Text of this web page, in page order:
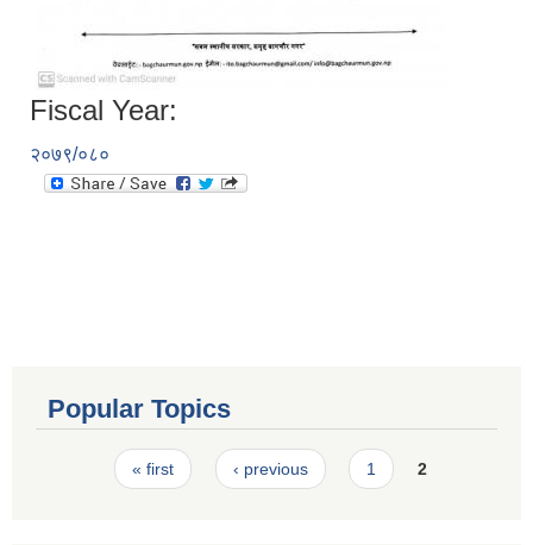
Fiscal Year:
२०७९/०८०
Popular Topics
Pages« first ‹ previous 1 2